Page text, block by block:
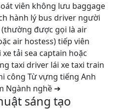
viên không lưu baggage
hành lý bus driver người
được gọi là air
air hostess) tiếp viên
tải sea captain hoặc
taxi driver lái xe taxi train
công Từ vựng tiếng Anh
Ngành nghề ➔
sáng tạo